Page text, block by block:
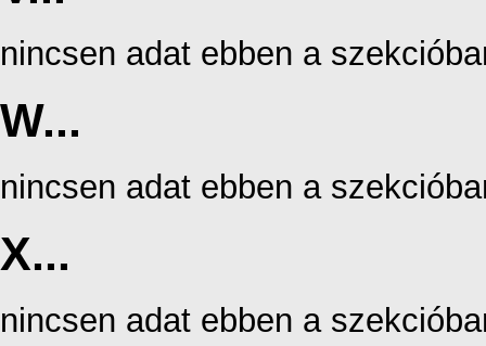
nincsen adat ebben a
W...
nincsen adat ebben a
X...
nincsen adat ebben a